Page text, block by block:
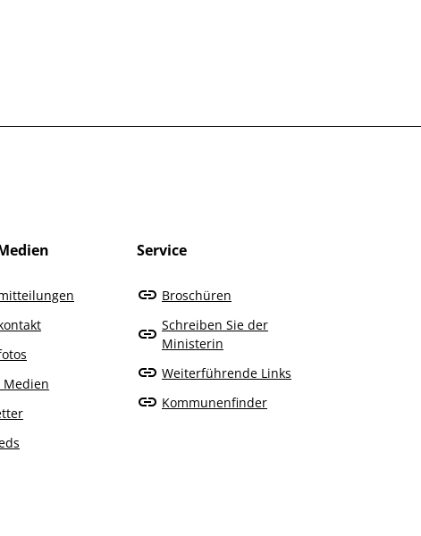
Medien
Service
Broschüren
Schreiben Sie der
Ministerin
Weiterführende Links
Kommunenfinder